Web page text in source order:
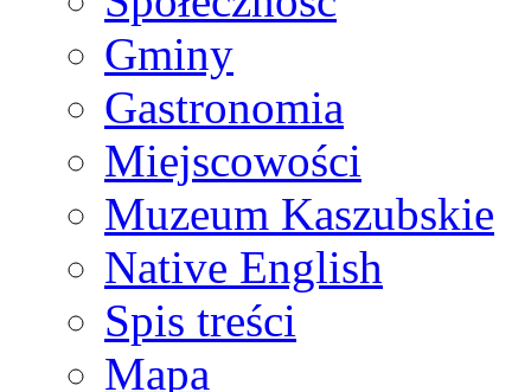
Gminy
Gastronomia
Miejscowości
Muzeum Kaszubskie
Native English
Spis treści
Mapa